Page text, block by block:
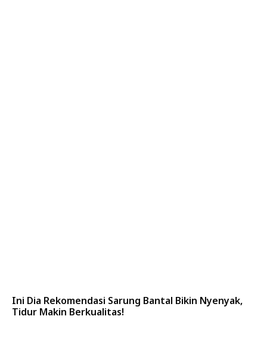
Ini Dia Rekomendasi Sarung Bantal Bikin Nyenyak,
Tidur Makin Berkualitas!